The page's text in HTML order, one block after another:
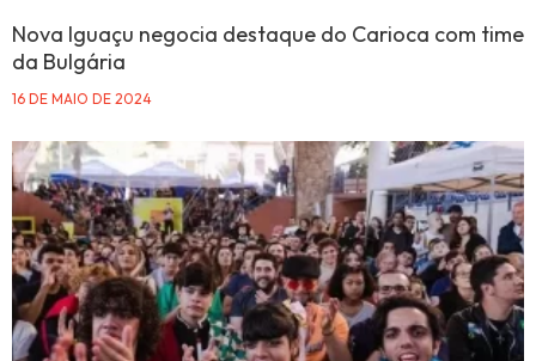
Nova Iguaçu negocia destaque do Carioca com time
da Bulgária
16 DE MAIO DE 2024